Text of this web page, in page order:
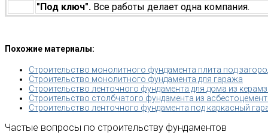
"Под ключ". Все работы делает одна компания.
Похожие материалы:
Строительство монолитного фундамента плита под
Строительство монолитного фундамента для гаража
Строительство ленточного фундамента для дома из
Строительство столбчатого фундамента из
Строительство ленточного фундамента под каркасный
Частые вопросы по строительству фундаментов